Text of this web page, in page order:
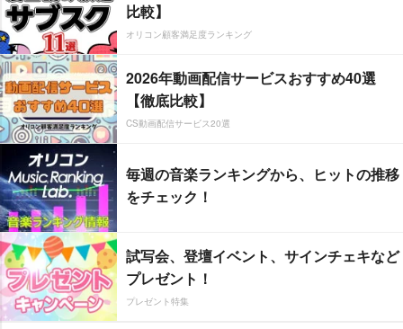
比較】
オリコン顧客満足度ランキング
2026年動画配信サービスおすすめ40選
【徹底比較】
CS動画配信サービス20選
毎週の音楽ランキングから、ヒットの推移
をチェック！
試写会、登壇イベント、サインチェキなど
プレゼント！
プレゼント特集